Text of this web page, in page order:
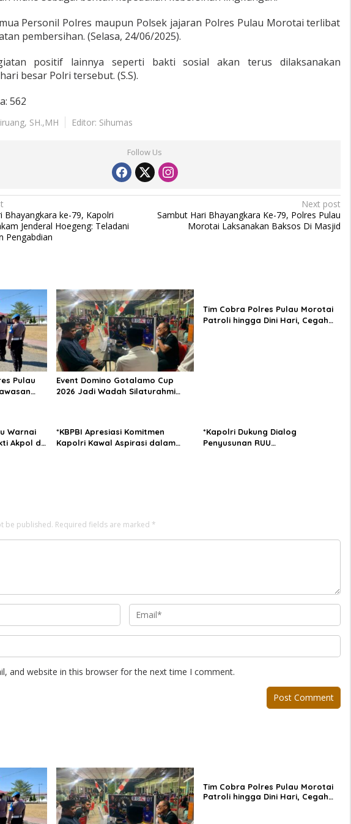
B
h
a
a
n
k
r
Personil Polres maupun Polsek jajaran Polres Pulau Morotai terlibat
pembersihan. (Selasa, 24/06/2025).
positif lainnya seperti bakti sosial akan terus dilaksanakan
besar Polri tersebut. (S.S).
562
SH.,MH Editor: Sihumas
Follow Us
Bhayangkara ke-79, Kapolri
Jenderal Hoegeng: Teladani
Pengabdian
Next post
Sambut Hari Bhayangkara Ke-79, Polres Pulau
Morotai Laksanakan Baksos Di Masjid
Pulau
Event Domino Gotalamo Cup
2026 Jadi Wadah Silaturahmi
Tim Cobra Polres Pulau Morotai
Patroli hingga Dini Hari, Cegah
Warnai
Akpol di
*KBPBI Apresiasi Komitmen
Kapolri Kawal Aspirasi dalam
*Kapolri Dukung Dialog
Penyusunan RUU
be published. Required fields are marked *
and website in this browser for the next time I comment.
Tim Cobra Polres Pulau Morotai
Patroli hingga Dini Hari, Cegah